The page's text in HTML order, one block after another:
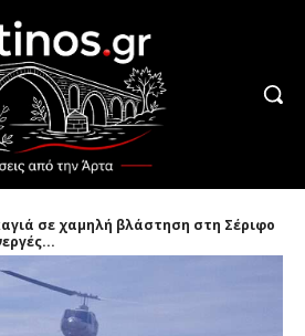
σε χαμηλή βλάστηση στη Σέριφο